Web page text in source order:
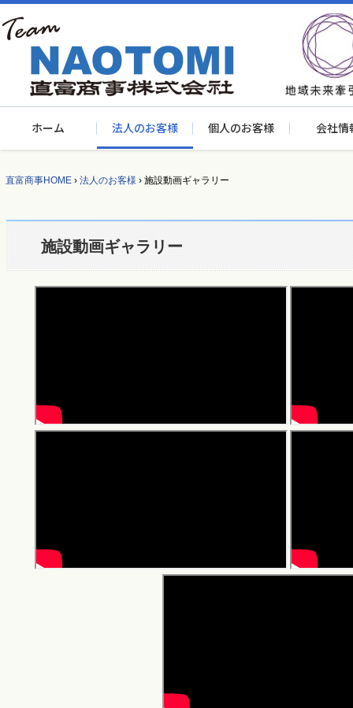
ホーム 法人のお客様 個人のお客様 会社情
直富商事HOME › 法人のお客様 › 施設動画ギャラリー
施設動画ギャラリー